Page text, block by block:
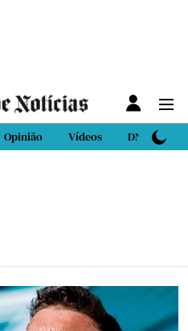
Opinião Vídeos DN Sport